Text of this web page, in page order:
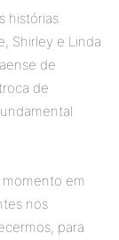
histórias
Shirley e Linda
de
de
em
nos
para